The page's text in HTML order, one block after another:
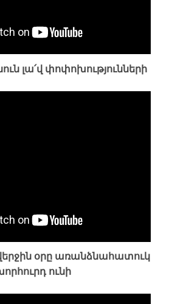
լա՛վ փոփոխությունների
օրը առանձնահատուկ
ունի